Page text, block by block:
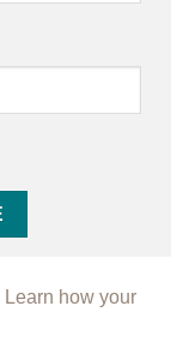
Learn how your